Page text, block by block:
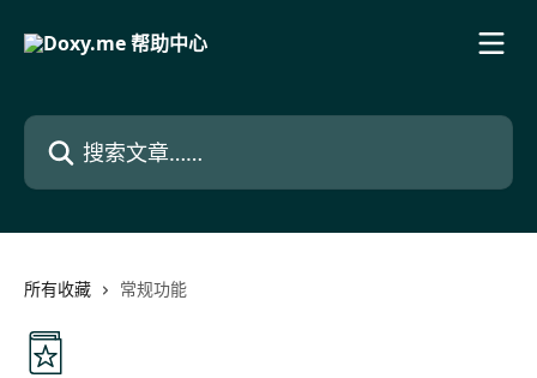
搜索文章……
所有收藏 常规功能